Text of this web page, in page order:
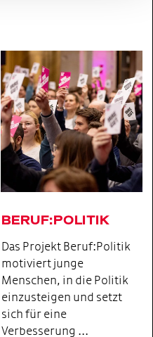
BERUF:POLITIK
Das Projekt Beruf:Politik
motiviert junge
Menschen, in die Politik
einzusteigen und setzt
sich für eine
Verbesserung ...